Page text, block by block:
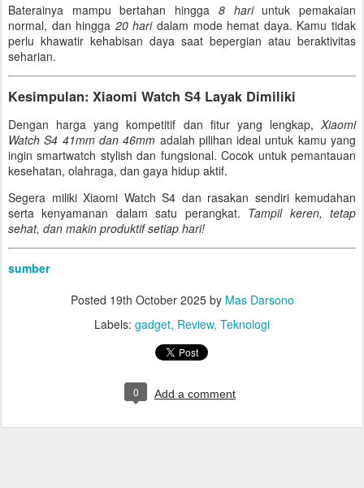
Baterainya mampu bertahan hingga 8 hariuntuk pemakaian
normal, dan hingga 20 haridalam mode hemat daya. Kamu tidak
perlu khawatir kehabisan daya saat bepergian atau beraktivitas
seharian.
Kesimpulan: Xiaomi Watch S4 Layak Dimiliki
Dengan harga yang kompetitif dan fitur yang lengkap, Xiaomi
Watch S4 41mm dan 46mm adalah pilihan ideal untuk kamu yang
ingin smartwatch stylish dan fungsional. Cocok untuk pemantauan
kesehatan, olahraga, dan gaya hidup aktif.
Segera miliki Xiaomi Watch S4 dan rasakan sendiri kemudahan
serta kenyamanan dalam satu perangkat. Tampil keren, tetap
sehat, dan makin produktif setiap hari!
sumber
Posted 19th October 2025by Mas Darsono
Labels: gadget Review Teknologi
0 Add a comment